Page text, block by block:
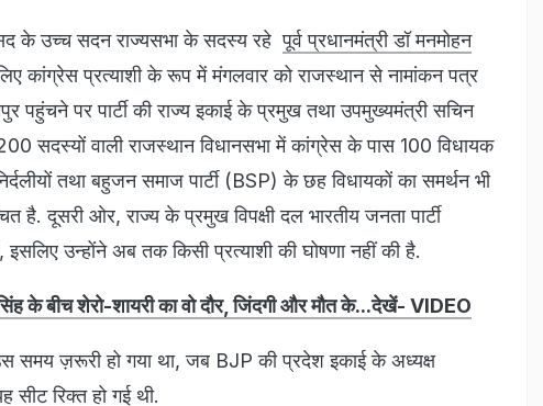
के उच्च सदन राज्यसभा के सदस्य रहेपूर्व प्रधानमंत्री डॉ मनमोहन
कांग्रेस प्रत्याशी के रूप में मंगलवार को राजस्थान से नामांकन पत्र
पहुंचने पर पार्टी की राज्य इकाई के प्रमुख तथा उपमुख्यमंत्री सचिन
सदस्यों वाली राजस्थान विधानसभा में कांग्रेस के पास 100 विधायक
तथा बहुजन समाज पार्टी (BSP) के छह विधायकों का समर्थन भी
है. दूसरी ओर, राज्य के प्रमुख विपक्षी दल भारतीय जनता पार्टी
उन्होंने अब तक किसी प्रत्याशी की घोषणा नहीं की है.
के बीच शेरो-शायरी का वो दौर, जिंदगी और मौत के...देखें- VIDEO
समय ज़रूरी हो गया था, जब BJP की प्रदेश इकाई के अध्यक्ष
सीट रिक्त हो गई थी.